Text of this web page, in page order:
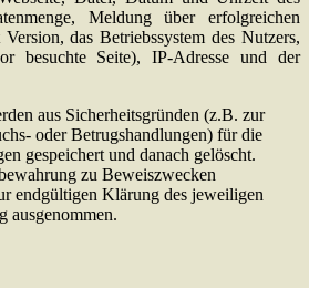
Meldung über erfolgreichen
das Betriebssystem des Nutzers,
besuchte Seite), IP-Adresse und der
aus Sicherheitsgründen (z.B. zur
oder Betrugshandlungen) für die
gespeichert und danach gelöscht.
zu Beweiszwecken
endgültigen Klärung des jeweiligen
ausgenommen.